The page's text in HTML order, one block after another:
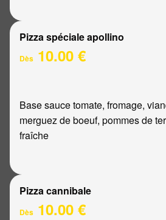
Pizza spéciale apollino
Dès 10.00 €
Base sauce tomate, fromage,
merguez de boeuf, pommes de
fraîche
Pizza cannibale
Dès 10.00 €